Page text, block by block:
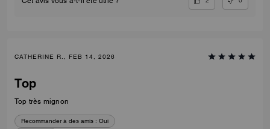
CATHERINE R., FEB 14, 2026
Top
Top très mignon
Recommander à des amis : Oui